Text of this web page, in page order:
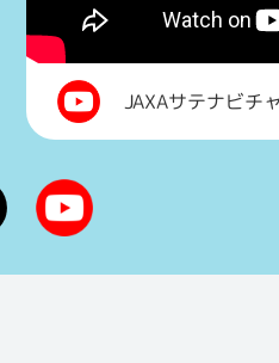
JAXAサテナビチ